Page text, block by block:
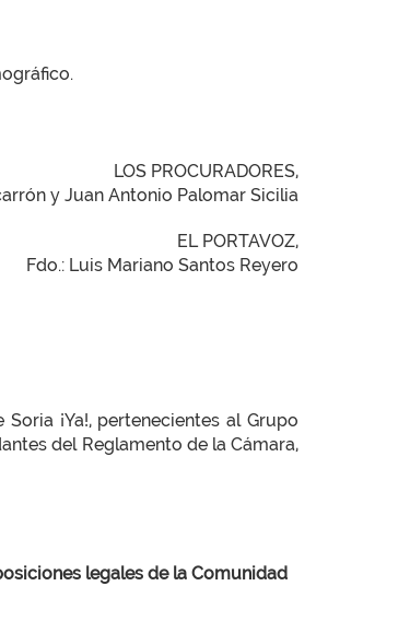
LOS PROCURADORES,
y Juan Antonio Palomar Sicilia
EL PORTAVOZ,
Fdo.: Luis Mariano Santos Reyero
¡Ya!, pertenecientes al Grupo
del Reglamento de la Cámara,
legales de la Comunidad